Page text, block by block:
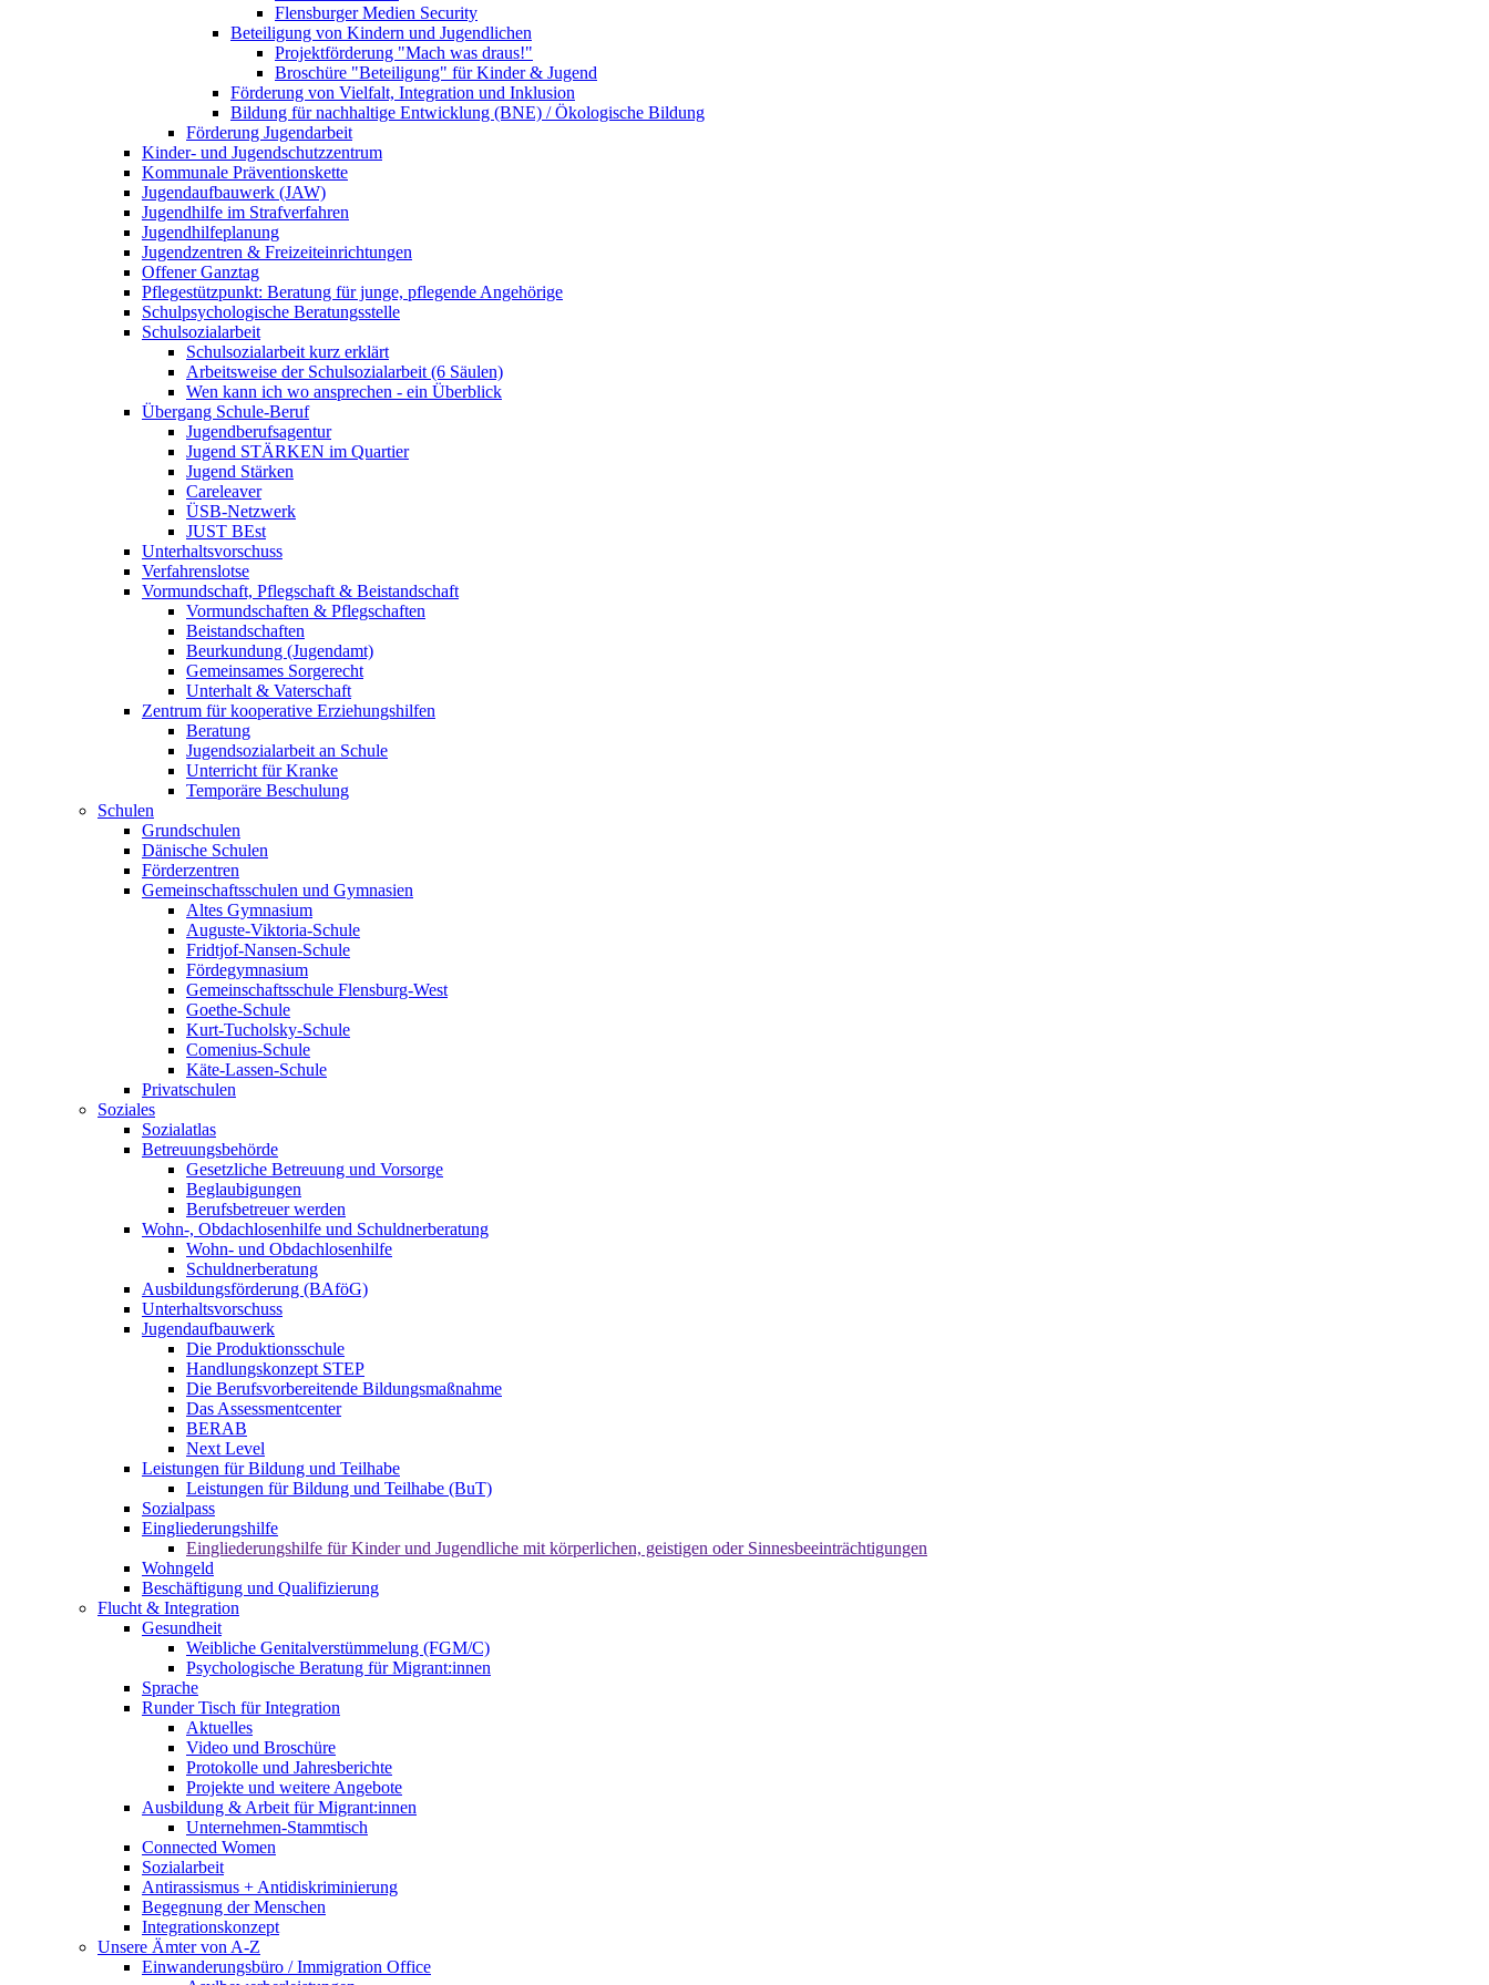
Flensburger Medien Security
Beteiligung von Kindern und Jugendlichen
Projektförderung "Mach was draus!"
Broschüre "Beteiligung" für Kinder & Jugend
Förderung von Vielfalt, Integration und Inklusion
Bildung für nachhaltige Entwicklung (BNE) / Ökologische Bildung
Förderung Jugendarbeit
Kinder- und Jugendschutzzentrum
Kommunale Präventionskette
Jugendaufbauwerk (JAW)
Jugendhilfe im Strafverfahren
Jugendhilfeplanung
Jugendzentren & Freizeiteinrichtungen
Offener Ganztag
Pflegestützpunkt: Beratung für junge, pflegende Angehörige
Schulpsychologische Beratungsstelle
Schulsozialarbeit
Schulsozialarbeit kurz erklärt
Arbeitsweise der Schulsozialarbeit (6 Säulen)
Wen kann ich wo ansprechen - ein Überblick
Übergang Schule-Beruf
Jugendberufsagentur
Jugend STÄRKEN im Quartier
Jugend Stärken
Careleaver
ÜSB-Netzwerk
JUST BEst
Unterhaltsvorschuss
Verfahrenslotse
Vormundschaft, Pflegschaft & Beistandschaft
Vormundschaften & Pflegschaften
Beistandschaften
Beurkundung (Jugendamt)
Gemeinsames Sorgerecht
Unterhalt & Vaterschaft
Zentrum für kooperative Erziehungshilfen
Beratung
Jugendsozialarbeit an Schule
Unterricht für Kranke
Temporäre Beschulung
Schulen
Grundschulen
Dänische Schulen
Förderzentren
Gemeinschaftsschulen und Gymnasien
Altes Gymnasium
Auguste-Viktoria-Schule
Fridtjof-Nansen-Schule
Fördegymnasium
Gemeinschaftsschule Flensburg-West
Goethe-Schule
Kurt-Tucholsky-Schule
Comenius-Schule
Käte-Lassen-Schule
Privatschulen
Soziales
Sozialatlas
Betreuungsbehörde
Gesetzliche Betreuung und Vorsorge
Beglaubigungen
Berufsbetreuer werden
Wohn-, Obdachlosenhilfe und Schuldnerberatung
Wohn- und Obdachlosenhilfe
Schuldnerberatung
Ausbildungsförderung (BAföG)
Unterhaltsvorschuss
Jugendaufbauwerk
Die Produktionsschule
Handlungskonzept STEP
Die Berufsvorbereitende Bildungsmaßnahme
Das Assessmentcenter
BERAB
Next Level
Leistungen für Bildung und Teilhabe
Leistungen für Bildung und Teilhabe (BuT)
Sozialpass
Eingliederungshilfe
Eingliederungshilfe für Kinder und Jugendliche mit körperlichen, geistigen oder Sinnesbeeinträchtigungen
Wohngeld
Beschäftigung und Qualifizierung
Flucht & Integration
Gesundheit
Weibliche Genitalverstümmelung (FGM/C)
Psychologische Beratung für Migrant:innen
Sprache
Runder Tisch für Integration
Aktuelles
Video und Broschüre
Protokolle und Jahresberichte
Projekte und weitere Angebote
Ausbildung & Arbeit für Migrant:innen
Unternehmen-Stammtisch
Connected Women
Sozialarbeit
Antirassismus + Antidiskriminierung
Begegnung der Menschen
Integrationskonzept
Unsere Ämter von A-Z
Einwanderungsbüro / Immigration Office